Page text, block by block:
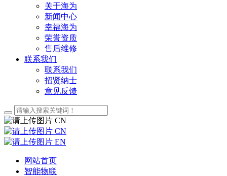
关于海为
新闻中心
幸福海为
荣誉资质
售后维修
联系我们
联系我们
招贤纳士
意见反馈
CN
CN
EN
网站首页
智能物联